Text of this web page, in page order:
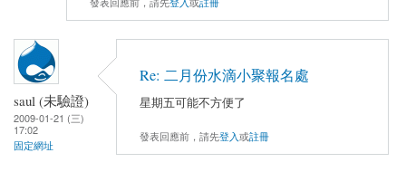
saul (未驗證)
2009-01-21 (三)
17:02
固定網址
Re: 二月份水滴小聚報名處
星期五可能不方便了
發表回應前，請先登入或註冊